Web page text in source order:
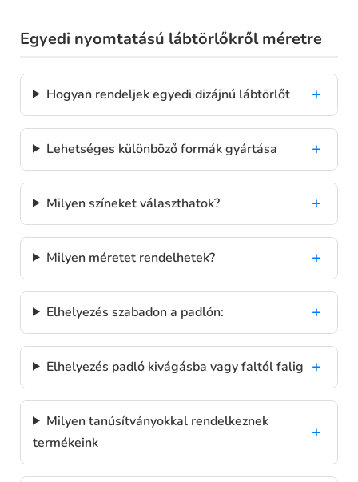
Egyedi nyomtatású lábtörlőkről méretre
Hogyan rendeljek egyedi dizájnú lábtörlőt
Lehetséges különböző formák gyártása
Milyen színeket választhatok?
Milyen méretet rendelhetek?
Elhelyezés szabadon a padlón:
Elhelyezés padló kivágásba vagy faltól falig
Milyen tanúsítványokkal rendelkeznek
termékeink